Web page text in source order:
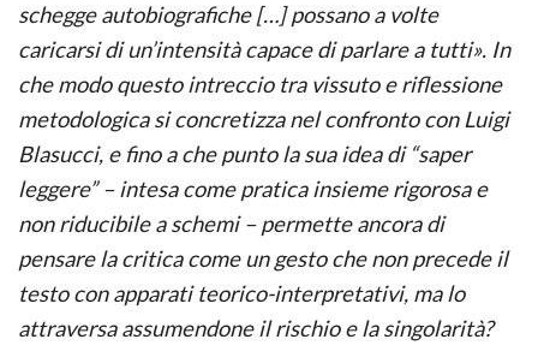
schegge autobiografiche […] possano a volte
caricarsi di un’intensità capace di parlare a tutti». In
che modo questo intreccio tra vissuto e riflessione
metodologica si concretizza nel confronto con Luigi
Blasucci, e fino a che punto la sua idea di “saper
leggere” – intesa come pratica insieme rigorosa e
non riducibile a schemi – permette ancora di
pensare la critica come un gesto che non precede il
testo con apparati teorico-interpretativi, ma lo
attraversa assumendone il rischio e la singolarità?